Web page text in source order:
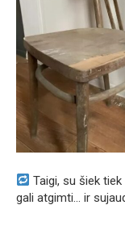
Taigi, su šiek
gali atgimti… ir